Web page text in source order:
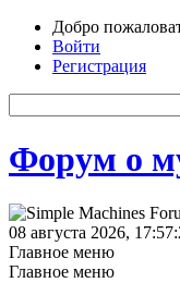
Добро
Войти
Регистрация
Форум о
08 августа 2026,
Главное меню
Главное меню